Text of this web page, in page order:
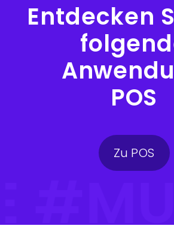
Entdecken
POS
Zu POS